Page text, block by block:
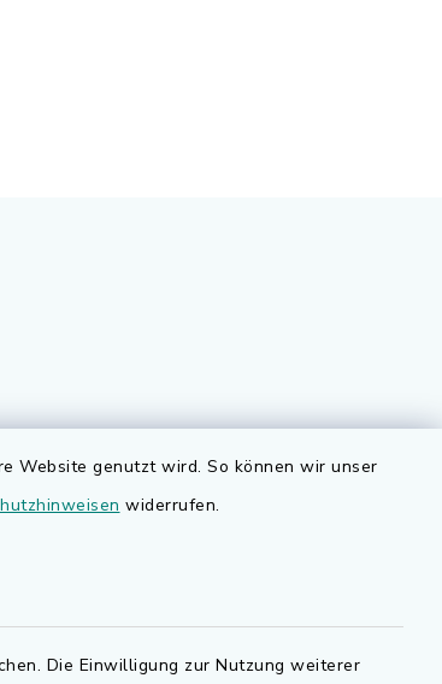
Website genutzt wird. So können wir unser
widerrufen.
Die Einwilligung zur Nutzung weiterer
Quicklinks
Bauen in Adelsdorf
Landkreis Erlangen-Höchstadt